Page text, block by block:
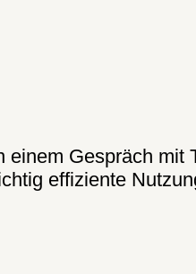
Gespräch
effiziente